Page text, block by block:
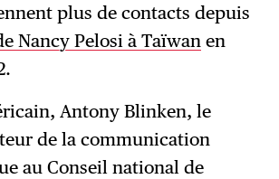
plus de contacts depuis
Nancy Pelosi à Taïwan en
Antony Blinken, le
de la communication
au Conseil national de